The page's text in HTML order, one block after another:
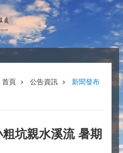
首頁 公告資訊 新聞發布
坑親水溪流 暑期